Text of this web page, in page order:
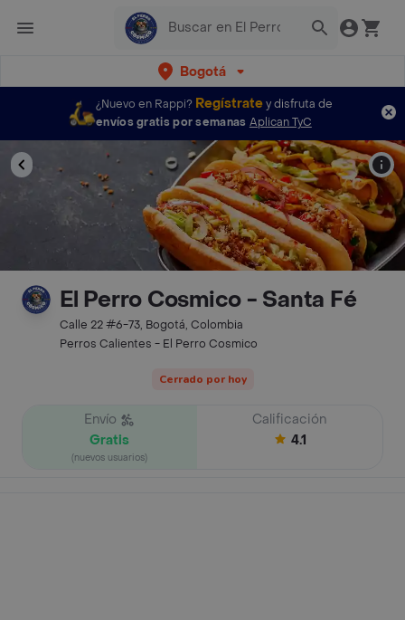
Bogotá
¿Nuevo en Rappi? Regístratey disfruta de
envíos gratis por semanas Aplican TyC
El Perro Cosmico - Santa Fé
Calle 22 #6-73, Bogotá, Colombia
Perros Calientes - El Perro Cosmico
Cerrado por hoy
Envío
Gratis
(nuevos usuarios)
Calificación
4.1